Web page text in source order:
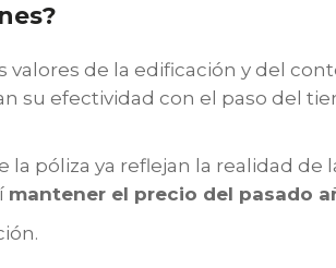
de la edificación y del
su efectividad con el paso del
póliza ya reflejan la realidad de
mantener el precio del pasado